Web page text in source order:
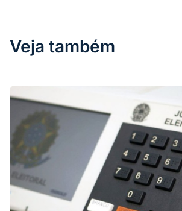
BroadFast
Em breve
Veja também